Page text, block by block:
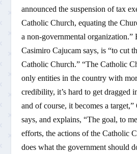
announced the suspension of tax
Catholic Church, equating the
a non-governmental organization.”
Casimiro Cajucam says, is “to cut
Catholic Church.” “The Catholic
only entities in the country with
credibility, it’s hard to get dragged
and of course, it becomes a
says, and explains, “The goal, to
efforts, the actions of the Catholic
does what the government should